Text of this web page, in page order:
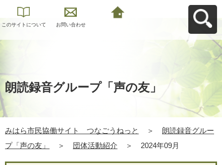
このサイトについて お問い合わせ
朗読録音グループ「声の友」
みはら市民協働サイト つなごうねっと ＞
朗読録音グルー
プ「声の友」
＞ 団体活動紹介 ＞ 2024年09月